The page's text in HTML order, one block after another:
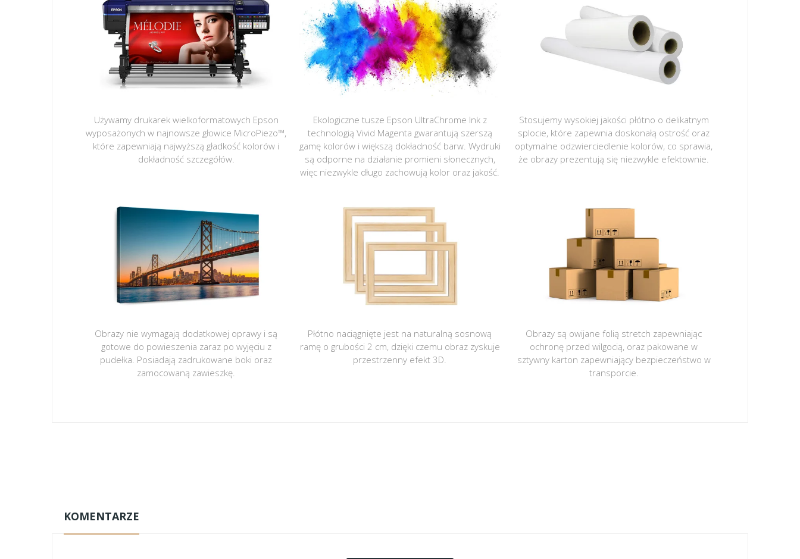
Używamy drukarek wielkoformatowych Epson
wyposażonych w najnowsze głowice MicroPiezo™,
które zapewniają najwyższą gładkość kolorów i
dokładność szczegółów.
Ekologiczne tusze Epson UltraChrome Ink z
technologią Vivid Magenta gwarantują szerszą
gamę kolorów i większą dokładność barw. Wydruki
są odporne na działanie promieni słonecznych,
więc niezwykle długo zachowują kolor oraz jakość.
Stosujemy wysokiej jakości płótno o delikatnym
splocie, które zapewnia doskonałą ostrość oraz
optymalne odzwierciedlenie kolorów, co sprawia,
że obrazy prezentują się niezwykle efektownie.
Obrazy nie wymagają dodatkowej oprawy i są
gotowe do powieszenia zaraz po wyjęciu z
pudełka. Posiadają zadrukowane boki oraz
zamocowaną zawieszkę.
Płótno naciągnięte jest na naturalną sosnową
ramę o grubości 2 cm, dzięki czemu obraz zyskuje
przestrzenny efekt 3D.
Obrazy są owijane folią stretch zapewniając
ochronę przed wilgocią, oraz pakowane w
sztywny karton zapewniający bezpieczeństwo w
transporcie.
KOMENTARZE